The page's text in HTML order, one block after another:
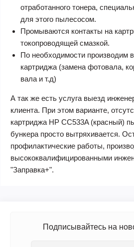
отработанного тонера,
для этого пылесосом.
Промываются контакты на
токопроводящей смазкой.
По необходимости производим
картриджа (замена фотовала,
вала и т.д)
А так же есть услуга выезд
клиента. При этом варианте,
картриджа HP CC533A (красный)
бункера просто вытряхивается.
профилактические работы,
высококвалифицированными
"Заправка+".
Подписывайтесь на